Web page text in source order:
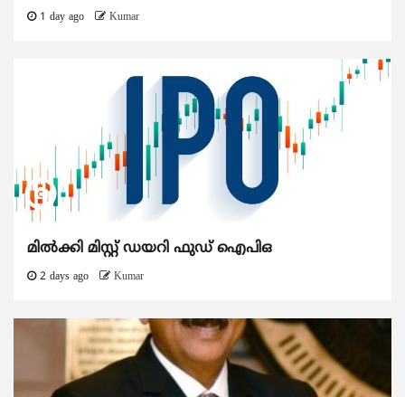
1 day ago Kumar
മിൽക്കി മിസ്റ്റ് ഡയറി ഫുഡ് ഐപിഒ
2 days ago Kumar